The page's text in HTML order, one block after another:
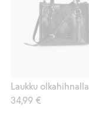
Laukku olkahihnalla
34,99 €